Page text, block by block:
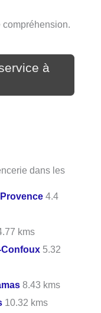
compréhension.
à
dans les
4.4
kms
5.32
8.43 kms
10.32 kms